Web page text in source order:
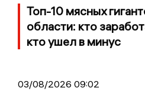
Топ-10 мясных
области: кто
кто ушел в минус
03/08/2026 09:02